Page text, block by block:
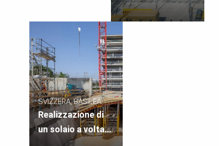
garage BVB Rank
SVIZZERA, BASILEA
Realizzazione di
un solaio a volta